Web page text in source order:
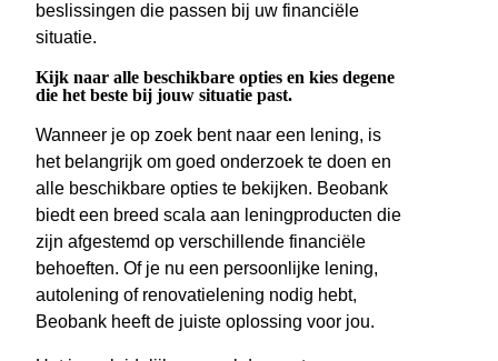
beslissingen die passen bij uw financiële
situatie.
Kijk naar alle beschikbare opties en kies degene
die het beste bij jouw situatie past.
Wanneer je op zoek bent naar een lening, is
het belangrijk om goed onderzoek te doen en
alle beschikbare opties te bekijken. Beobank
biedt een breed scala aan leningproducten die
zijn afgestemd op verschillende financiële
behoeften. Of je nu een persoonlijke lening,
autolening of renovatielening nodig hebt,
Beobank heeft de juiste oplossing voor jou.